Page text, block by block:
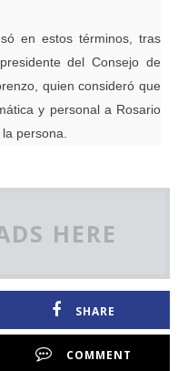
en estos términos, tras
del Consejo de
quien consideró que
y personal a Rosario
persona.
HERE
SHARE
COMMENT